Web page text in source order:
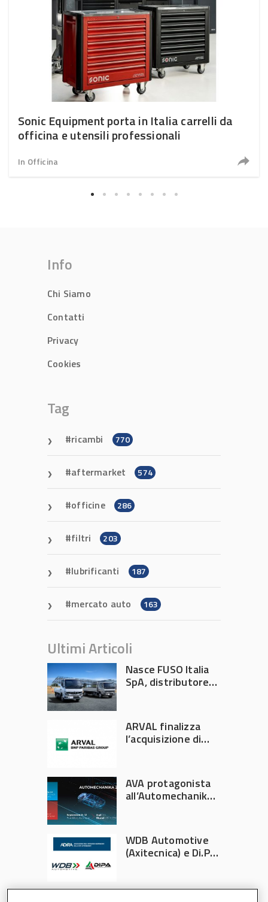
Sonic Equipment porta in Italia carrelli da
officina e utensili professionali
In Officina
Info
Chi Siamo
Contatti
Privacy
Cookies
Tag
ricambi 770
aftermarket 574
officine 286
filtri 203
lubrificanti 187
mercato auto 163
Ultimi Articoli
Nasce FUSO Italia
SpA, distributore
ARVAL finalizza
l’acquisizione di
AVA protagonista
all’Automechanika
WDB Automotive
(Axitecnica) e Di.Pa.